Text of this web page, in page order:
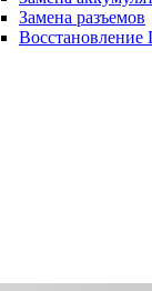
Замена разъемов